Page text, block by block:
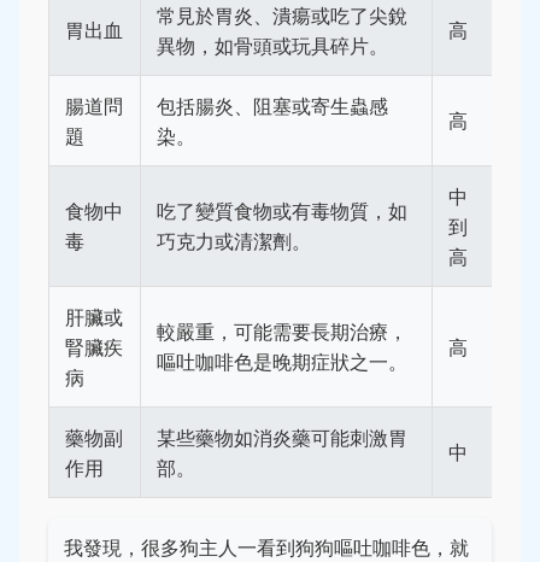
胃出血
常見於胃炎、潰瘍或吃了尖銳
異物，如骨頭或玩具碎片。
高
腸道問
題
包括腸炎、阻塞或寄生蟲感
染。
高
食物中
毒
吃了變質食物或有毒物質，如
巧克力或清潔劑。
中
到
高
肝臟或
腎臟疾
病
較嚴重，可能需要長期治療，
嘔吐咖啡色是晚期症狀之一。
高
藥物副
作用
某些藥物如消炎藥可能刺激胃
部。
中
我發現，很多狗主人一看到狗狗嘔吐咖啡色，就